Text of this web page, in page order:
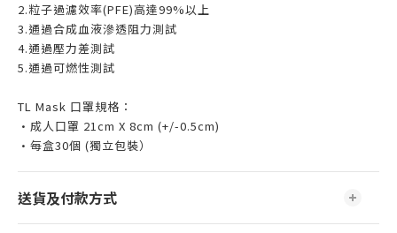
2.粒子過濾效率(PFE)高達99%以上
3.通過合成血液滲透阻力測試
4.通過壓力差測試
5.通過可燃性測試
TL Mask 口罩規格：
•成人口罩 21cm X 8cm (+/-0.5cm)
•每盒30個 (獨立包裝）
送貨及付款方式